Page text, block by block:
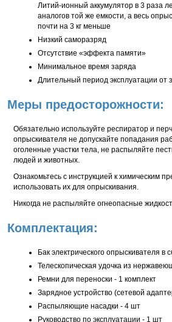
Литий-ионный аккумулятор в 3 раза
аналогов той же емкости, а весь
почти на 3 кг меньше
Низкий саморазряд
Отсутствие «эффекта памяти»
Минимальное время заряда
Длительный период эксплуатации от
Меры предосторожности:
Обязательно используйте респиратор и
опрыскивателя не допускайте попадания
оголенные участки тела, не распыляйте
людей и животных.
Ознакомьтесь с инструкцией к химическим
использовать их для опрыскивания.
Никогда не распыляйте огнеопасные
Комплектация:
Бак электрического опрыскивателя в
Телескопическая удочка из
Ремни для переноски - 1 комплект
Зарядное устройство (сетевой
Распыляющие насадки - 4 шт
Руководство по эксплуатации - 1 шт